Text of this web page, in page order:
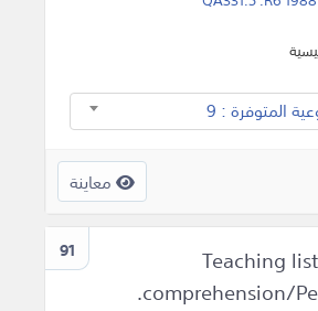
المتوفرة : 9
معاينة
91
Teaching
comprehension/